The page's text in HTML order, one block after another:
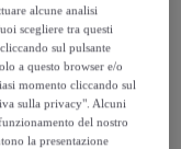
alcune analisi
scegliere tra questi
sul pulsante
a questo browser e/o
momento cliccando sul
sulla privacy". Alcuni
del nostro
la presentazione